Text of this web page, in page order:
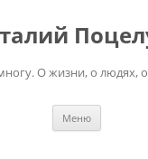
О жизни, о людях,
Меню